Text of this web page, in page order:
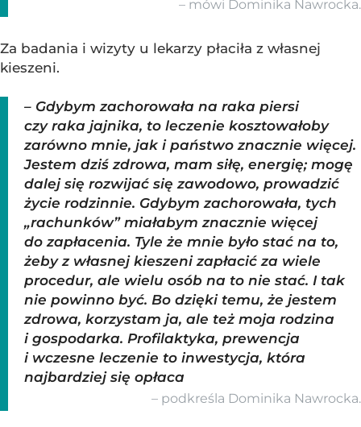
– mówi Dominika Nawrocka.
Za badania i wizyty u lekarzy płaciła z własnej
kieszeni.
– Gdybym zachorowała na raka piersi
czy raka jajnika, to leczenie kosztowałoby
zarówno mnie, jak i państwo znacznie więcej.
Jestem dziś zdrowa, mam siłę, energię; mogę
dalej się rozwijać się zawodowo, prowadzić
życie rodzinnie. Gdybym zachorowała, tych
„rachunków” miałabym znacznie więcej
do zapłacenia. Tyle że mnie było stać na to,
żeby z własnej kieszeni zapłacić za wiele
procedur, ale wielu osób na to nie stać. I tak
nie powinno być. Bo dzięki temu, że jestem
zdrowa, korzystam ja, ale też moja rodzina
i gospodarka. Profilaktyka, prewencja
i wczesne leczenie to inwestycja, która
najbardziej się opłaca
– podkreśla Dominika Nawrocka.